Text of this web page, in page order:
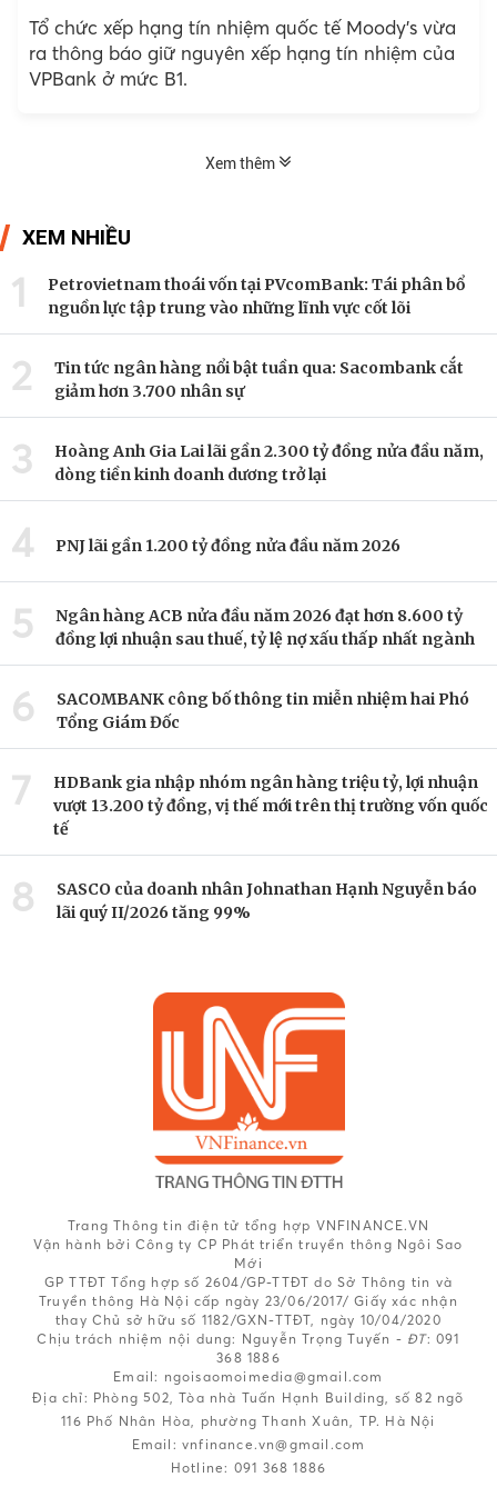
Tổ chức xếp hạng tín nhiệm quốc tế Moody’s vừa
ra thông báo giữ nguyên xếp hạng tín nhiệm của
VPBank ở mức B1.
Xem thêm
XEM NHIỀU
1
Petrovietnam thoái vốn tại PVcomBank: Tái phân bổ
nguồn lực tập trung vào những lĩnh vực cốt lõi
2
Tin tức ngân hàng nổi bật tuần qua: Sacombank cắt
giảm hơn 3.700 nhân sự
3
Hoàng Anh Gia Lai lãi gần 2.300 tỷ đồng nửa đầu năm,
dòng tiền kinh doanh dương trở lại
4 PNJ lãi gần 1.200 tỷ đồng nửa đầu năm 2026
5
Ngân hàng ACB nửa đầu năm 2026 đạt hơn 8.600 tỷ
đồng lợi nhuận sau thuế, tỷ lệ nợ xấu thấp nhất ngành
6
SACOMBANK công bố thông tin miễn nhiệm hai Phó
Tổng Giám Đốc
7
HDBank gia nhập nhóm ngân hàng triệu tỷ, lợi nhuận
vượt 13.200 tỷ đồng, vị thế mới trên thị trường vốn quốc
tế
8
SASCO của doanh nhân Johnathan Hạnh Nguyễn báo
lãi quý II/2026 tăng 99%
Trang Thông tin điện tử tổng hợp VNFINANCE.VN
Vận hành bởi Công ty CP Phát triển truyền thông Ngôi Sao
Mới
GP TTĐT Tổng hợp số 2604/GP-TTĐT do Sở Thông tin và
Truyền thông Hà Nội cấp ngày 23/06/2017/ Giấy xác nhận
thay Chủ sở hữu số 1182/GXN-TTĐT, ngày 10/04/2020
Chịu trách nhiệm nội dung: Nguyễn Trọng Tuyến - ĐT: 091
368 1886
Email: ngoisaomoimedia@gmail.com
Địa chỉ: Phòng 502, Tòa nhà Tuấn Hạnh Building, số 82 ngõ
116 Phố Nhân Hòa, phường Thanh Xuân, TP. Hà Nội
Email: vnfinance.vn@gmail.com
Hotline: 091 368 1886